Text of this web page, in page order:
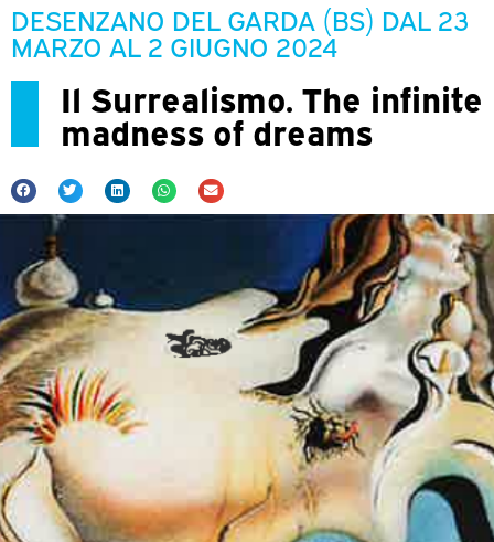
DESENZANO DEL GARDA (BS) DAL 23
MARZO AL 2 GIUGNO 2024
Il Surrealismo. The infinite
madness of dreams